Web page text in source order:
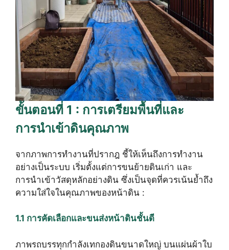
ขั้นตอนที่ 1 : การเตรียมพื้นที่และ
การนำเข้าดินคุณภาพ
จากภาพการทำงานที่ปรากฎ ชี้ให้เห็นถึงการทำงาน
อย่างเป็นระบบ เริ่มตั้งแต่การขนย้ายดินเก่า และ
การนำเข้าวัสดุหลักอย่างดิน ซึ่งเป็นจุดที่ควรเน้นย้ำถึง
ความใส่ใจในคุณภาพของหน้าดิน :
1.1 การคัดเลือกและขนส่งหน้าดินชั้นดี
ภาพรถบรรทุกกำลังเทกองดินขนาดใหญ่ บนแผ่นผ้าใบ